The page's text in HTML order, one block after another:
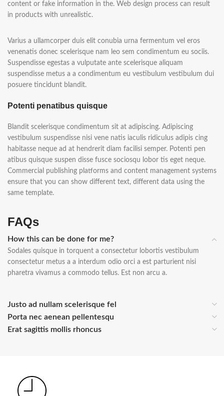
content or fake information in the. Web design process can result
in products with unrealistic.
Varius a ullamcorper duis elit conubia urna fermentum vel eros
venenatis donec scelerisque nam leo sem condimentum eu sociis.
Suspendisse egestas a vulputate ante scelerisque aliquam
suspendisse metus a a condimentum eu vestibulum vestibulum dui
posuere tincidunt blandit.
Potenti penatibus quisque
Blandit scelerisque condimentum sit at adipiscing. Adipiscing
vestibulum suspendisse nisi vene natis iaculis ridiculus adipis cing
habitasse neque ad at hendrerit diam facilisi semper. Potenti pen
atibus quisque suspen disse fusce sociosqu lobor tis eget neque.
Commercial publishing platforms and content management systems
ensure that you can show different text, different data using the
same template.
FAQs
How this can be done for me?
Sodales quisque in torquent a consectetur lobortis vestibulum
consectetur metus a a interdum odio orci a est parturient nisi
pharetra vivamus a commodo tellus. Est non arcu a.
Justo ad nullam scelerisque fel
Porta nec aenean pellentesqu
Erat sagittis mollis rhoncus